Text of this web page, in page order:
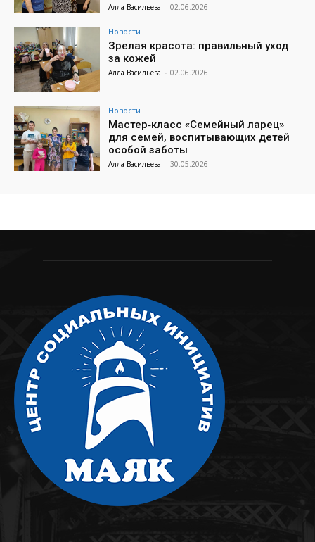
Алла Васильева - 02.06.2026
Новости
Зрелая красота: правильный уход
за кожей
Алла Васильева - 02.06.2026
Новости
Мастер‑класс «Семейный ларец»
для семей, воспитывающих детей
особой заботы
Алла Васильева - 30.05.2026